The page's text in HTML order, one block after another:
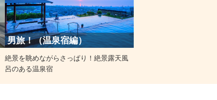
​男旅！（温泉宿編）
絶景を眺めながらさっぱり！絶景露天風
呂のある温泉宿